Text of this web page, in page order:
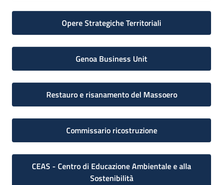
Opere Strategiche Territoriali
Genoa Business Unit
Restauro e risanamento del Massoero
Commissario ricostruzione
CEAS - Centro di Educazione Ambientale e alla
Sostenibilità